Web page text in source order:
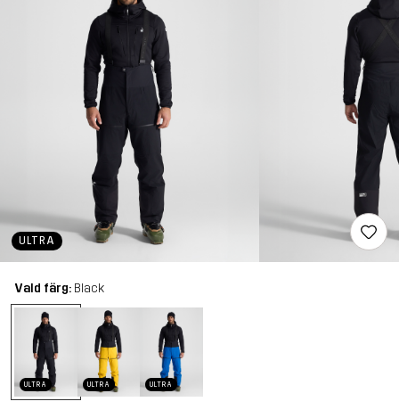
ULTRA
Vald färg: Black
ULTRA ULTRA ULTRA